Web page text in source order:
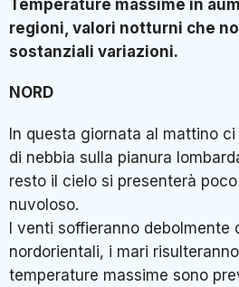
Temperature massime in
regioni, valori notturni che
sostanziali variazioni.
NORD
In questa giornata al mattino
di nebbia sulla pianura
resto il cielo si presenterà
nuvoloso.
I venti soffieranno debolmente
nordorientali, i mari
temperature massime sono